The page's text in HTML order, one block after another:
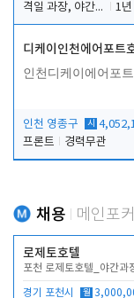
격일 과장, 야간 대리, 청소 이모
1
디케이인천에어포트
인천디케이에어포
인천 영종구 시
프론트
경력무관
채용 메인포
로제토호텔
포천 로제토호텔_야간과
경기 포천시 월